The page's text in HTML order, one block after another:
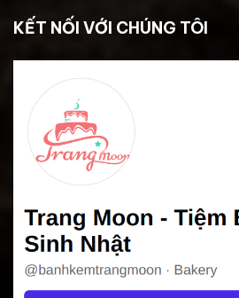
KẾT NỐI VỚI CHÚNG TÔI